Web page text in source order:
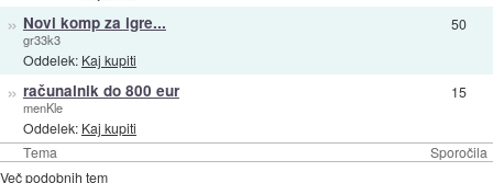
Tema Sporočila
» Novi komp za igre...
gr33k3
Oddelek: Kaj kupiti
50
» računalnik do 800 eur
menKle
Oddelek: Kaj kupiti
15
Več podobnih tem